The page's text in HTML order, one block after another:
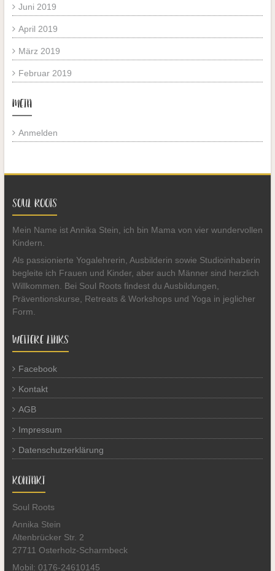
Juni 2019
April 2019
März 2019
Februar 2019
META
Anmelden
SOUL ROOTS
Mein Name ist Annika Stein, ich bin Mama von vier wundervollen
Kindern.
Als passionierte Yogalehrerin, Ausbilderin sowie Studioinhaberin
begleite ich Frauen und Kinder, aber auch Männer sind herzlich
Willkommen. Bei Soul Roots findest du Ausbildungen,
Präventionskurse, Retreats & Workshops und Yoga in jeglicher
Form.
WEITERE LINKS
Facebook
Kontakt
AGB
Impressum
Datenschutzerklärung
KONTAKT
Soul Roots
Annika Stein
Altenbrücker Str. 2
27711 Osterholz-Scharmbeck
Mobil: 0176-24610145